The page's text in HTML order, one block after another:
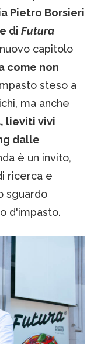
Pietro Borsieri
di Futura
capitolo
come non
steso a
ma anche
lieviti vivi
dalle
è un invito,
ricerca e
sguardo
d'impasto.